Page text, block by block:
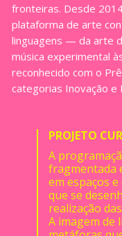
fronteiras. Desde
plataforma de arte
linguagens — da arte
música experimental
reconhecido com o
categorias Inovação e
PROJETO
A
fragmentada
em espaços
que se
realização
A imagem de